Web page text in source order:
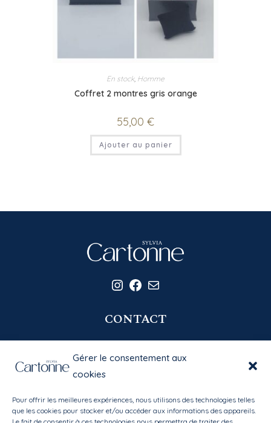
Gérer le consentement aux
cookies
Pour offrir les meilleures expériences, nous utilisons des technologies telles
que les cookies pour stocker et/ou accéder aux informations des appareils.
En stock, Homme
Coffret 2 montres gris orange
55,00 €
Ajouter au panier
Instagram
Facebook
E-mail
CONTACT
contact@sylviacartonne.fr
EN SAVOIR PLUS